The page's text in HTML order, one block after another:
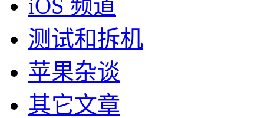
iOS 频道
测试和拆机
苹果杂谈
其它文章